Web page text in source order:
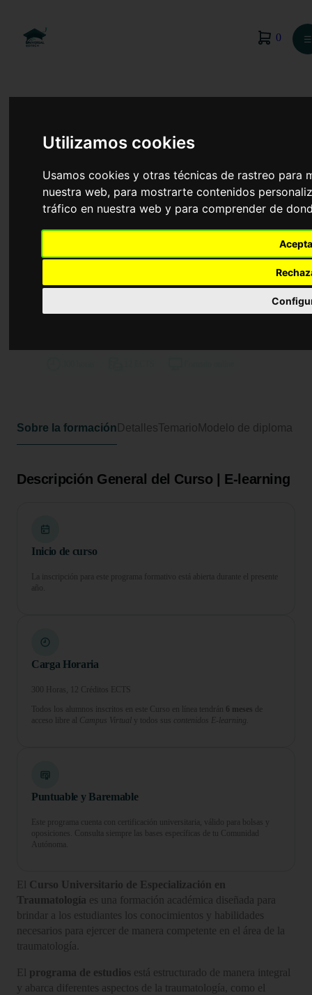
Utilizamos cookies
Usamos cookies y otras técnicas de rastreo para
nuestra web, para mostrarte contenidos
tráfico en nuestra web y para comprender de
0 ☰
Curso Universitario de
Sobre la formación DetallesTemario Modelo de diploma
Descripción General del Curso | E-learning
Inicio de curso
La inscripción para este programa formativo está abierta durante el presente
año.
Carga Horaria
300 Horas, 12 Créditos ECTS
Todos los alumnos inscritos en este Curso en línea tendrán 6 meses de
acceso libre al Campus Virtual y todos sus contenidos E-learning.
Puntuable y Baremable
Este programa cuenta con certificación universitaria, válido para bolsas y
oposiciones. Consulta siempre las bases específicas de tu Comunidad
Autónoma.
El Curso Universitario de Especialización en
Traumatología es una formación académica diseñada para
brindar a los estudiantes los conocimientos y habilidades
necesarios para ejercer de manera competente en el área de la
traumatología.
El programa de estudios está estructurado de manera integral
y abarca diferentes aspectos de la traumatología, como el